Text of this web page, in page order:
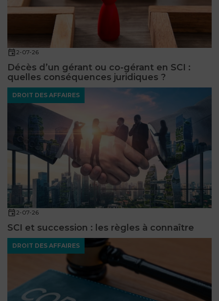
2-07-26
Décès d’un gérant ou co-gérant en SCI :
quelles conséquences juridiques ?
DROIT DES AFFAIRES
2-07-26
SCI et succession : les règles à connaître
DROIT DES AFFAIRES